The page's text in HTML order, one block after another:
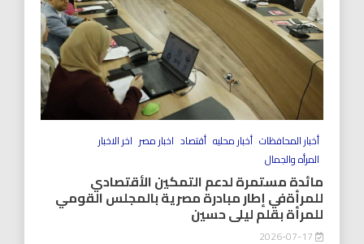
أخبار المحافظات أخبار محليه أقتصاد اخبار مصر اخر الاخبار
المرأه والجمال
مائدة مستمرة لدعم التمكين الأقتصادي
للمرأةفي إطار مبادرة مصرية بالمجلس القومي
للمرأة بقلم ليلى حسين